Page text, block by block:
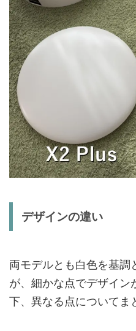
デザインの違い
両モデルとも白色を基調
が、細かな点でデザイン
下、異なる点についてま